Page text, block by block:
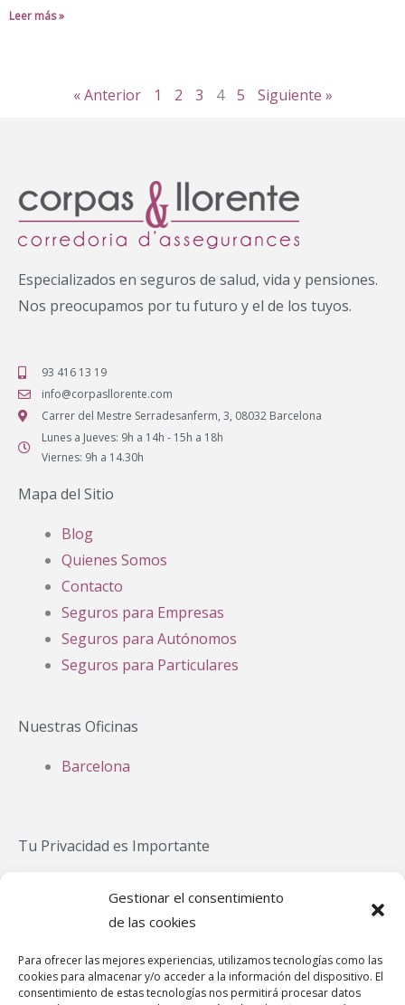
Gestionar el consentimiento
de las cookies
Para ofrecer las mejores experiencias, utilizamos tecnologías como las
cookies para almacenar y/o acceder a la información del dispositivo. El
consentimiento de estas tecnologías nos permitirá procesar datos
Leer más »
« Anterior 1 2 3 4 5 Siguiente »
Especializados en seguros de salud, vida y pensiones.
Nos preocupamos por tu futuro y el de los tuyos.
93 416 13 19
info@corpasllorente.com
Carrer del Mestre Serradesanferm, 3, 08032 Barcelona
Lunes a Jueves: 9h a 14h - 15h a 18h
Viernes: 9h a 14.30h
Mapa del Sitio
Blog
Quienes Somos
Contacto
Seguros para Empresas
Seguros para Autónomos
Seguros para Particulares
Nuestras Oficinas
Barcelona
Tu Privacidad es Importante
Política de cookies (UE)
Canal de denuncias